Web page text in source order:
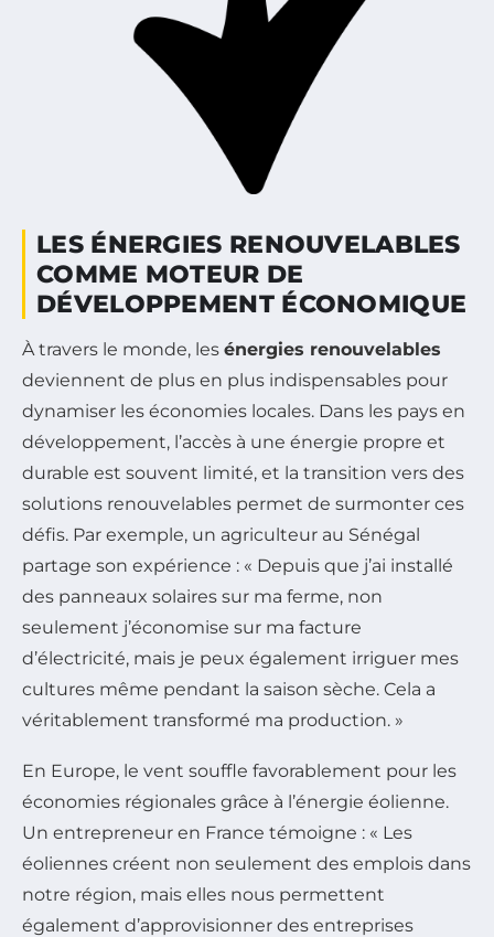
LES ÉNERGIES RENOUVELABLES
COMME MOTEUR DE
DÉVELOPPEMENT ÉCONOMIQUE
À travers le monde, les énergies renouvelables
deviennent de plus en plus indispensables pour
dynamiser les économies locales. Dans les pays en
développement, l’accès à une énergie propre et
durable est souvent limité, et la transition vers des
solutions renouvelables permet de surmonter ces
défis. Par exemple, un agriculteur au Sénégal
partage son expérience : « Depuis que j’ai installé
des panneaux solaires sur ma ferme, non
seulement j’économise sur ma facture
d’électricité, mais je peux également irriguer mes
cultures même pendant la saison sèche. Cela a
véritablement transformé ma production. »
En Europe, le vent souffle favorablement pour les
économies régionales grâce à l’énergie éolienne.
Un entrepreneur en France témoigne : « Les
éoliennes créent non seulement des emplois dans
notre région, mais elles nous permettent
également d’approvisionner des entreprises